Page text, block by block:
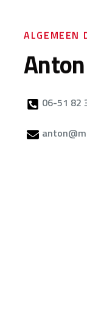
ALGEMEEN
06-51 82